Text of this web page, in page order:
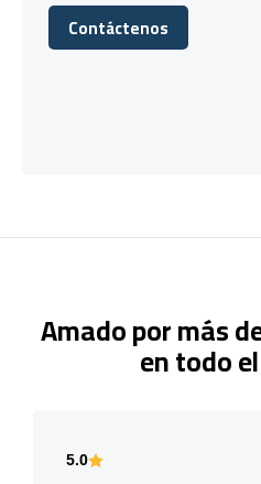
Contáctenos
Contáctenos
Amado por más
en todo
5.0